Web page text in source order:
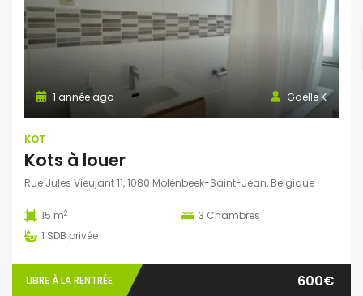
Gaelle K
1 année ago
KOT
Kots à louer
Rue Jules Vieujant 11, 1080 Molenbeek-Saint-Jean, Belgique
15 m2 3 Chambres
1 SDB privée
LIBRE À LA RENTRÉE 600€